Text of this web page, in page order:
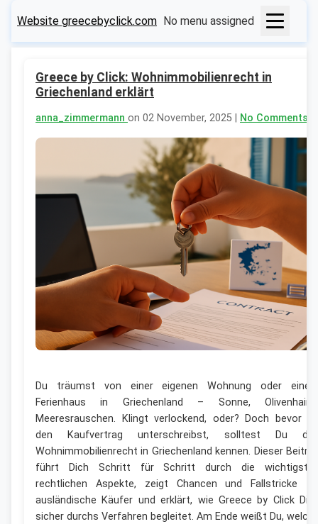
Website greecebyclick.com No menu assigned
Greece by Click: Wohnimmobilienrecht in
Griechenland erklärt
anna_zimmermann on 02 November, 2025 | No Comments
Du träumst von einer eigenen Wohnung oder
Ferienhaus in Griechenland – Sonne,
Meeresrauschen. Klingt verlockend, oder? Doch bevor
den Kaufvertrag unterschreibst, solltest Du
Wohnimmobilienrecht in Griechenland kennen. Dieser
führt Dich Schritt für Schritt durch die
rechtlichen Aspekte, zeigt Chancen und Fallstricke
ausländische Käufer und erklärt, wie Greece by Click
sicher durchs Verfahren begleitet. Am Ende weißt Du,